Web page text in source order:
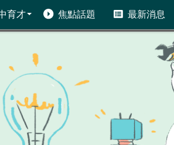
育才 焦點話題 最新消息